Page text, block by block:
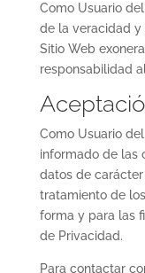
Como Usuario
de la veracidad y
Sitio Web
responsabilidad
Como Usuario
informado de las
datos de
tratamiento de
forma y para las
de Privacidad.
Para contactar